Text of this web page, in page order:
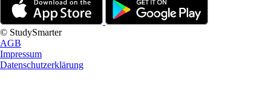
© StudySmarter
AGB
Impressum
Datenschutzerklärung